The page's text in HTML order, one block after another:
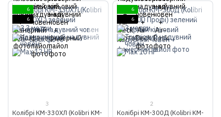
6
6
3
Колібрі КМ-330ХЛ (Kolibri KM-
6
6
2
Колібрі КМ-300Д (Kolibri KM-